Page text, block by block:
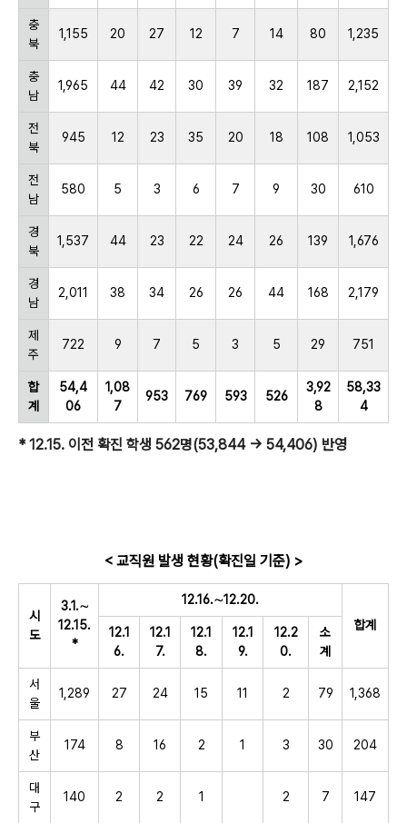
충
북
1,155 20 27 12 7 14 80 1,235
충
남
1,965 44 42 30 39 32 187 2,152
전
북
945 12 23 35 20 18 108 1,053
전
남
580 5 3 6 7 9 30 610
경
북
1,537 44 23 22 24 26 139 1,676
경
남
2,011 38 34 26 26 44 168 2,179
제
주
722 9 7 5 3 5 29 751
합
계
54,4
06
1,08
7
953 769 593 526
3,92
8
58,33
4
* 12.15. 이전 확진 학생 562명(53,844 → 54,406) 반영
< 교직원 발생 현황(확진일 기준) >
시
도
3.1.∼
12.15.
*
12.16.∼12.20.
합계
12.1
6.
12.1
7.
12.1
8.
12.1
9.
12.2
0.
소
계
서
울
1,289 27 24 15 11 2 79 1,368
부
산
174 8 16 2 1 3 30 204
대
구
140 2 2 1 2 7 147